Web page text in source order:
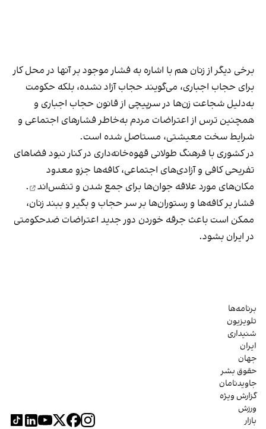
برخی دیگر از زنان هم با اشاره به فشار موجود بر آنها در محل کار
برای حجاب اجباری، می‌گویند حجاب آزاد نشده، بلکه حکومت
به‌دلیل شجاعت زن‌ها در سرپیچی از قانون حجاب اجباری و
همچنین ترس از اعتراضات مردم به‌خاطر فشارهای اجتماعی و
شرایط سخت معیشتی، مستاصل شده است.
در کشوری با فرهنگ طولانی قهوه‌‌خانه‌داری در کنار نبود فضاهای
تفریحی کافی و آزادی‌های اجتماعی، کافه‌ها جزو معدود
مکان‌های مورد علاقه جوان‌ها برای جمع شدن و تنفس‌اند
.
فشار بر کافه‌ها و رستوران‌ها بر سر حجاب و بگیر و ببند زنان،
ممکن است باعث جرقه خوردن دور جدید اعتراضات ضدحکومتی
در ایران بشود.
برنامه‌ها
تلویزیون
شنیداری
ایران
جهان
حقوق بشر
جاویدنامان
گزارش ویژه
ورزش
بازار